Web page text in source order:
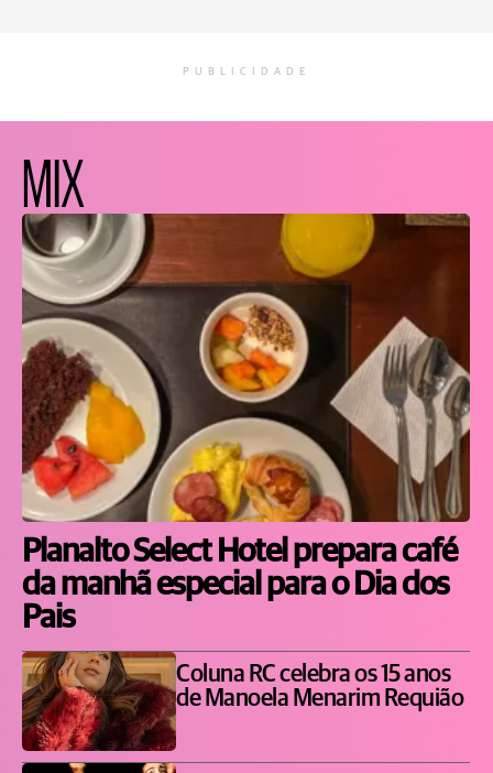
PUBLICIDADE
MIX
Planalto Select Hotel prepara café
da manhã especial para o Dia dos
Pais
Coluna RC celebra os 15 anos
de Manoela Menarim Requião